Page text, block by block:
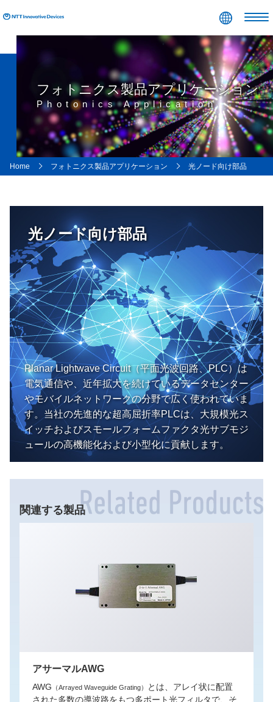
フッタエリアへ
フォトニクス製品アプリケーション
Photonics Application
Home フォトニクス製品アプリケーション 光ノード向け部品
光ノード向け部品
Planar Lightwave Circuit（平面光波回路、PLC）は
電気通信や、近年拡大を続けているデータセンター
やモバイルネットワークの分野で広く使われていま
す。当社の先進的な超高屈折率PLCは、大規模光ス
イッチおよびスモールフォームファクタ光サブモジ
ュールの高機能化および小型化に貢献します。
関連する製品
アサーマルAWG
AWG （Arrayed Waveguide Grating）
とは、アレイ状に配置
された多数の導波路をもつ多ポート光フィルタで、そ